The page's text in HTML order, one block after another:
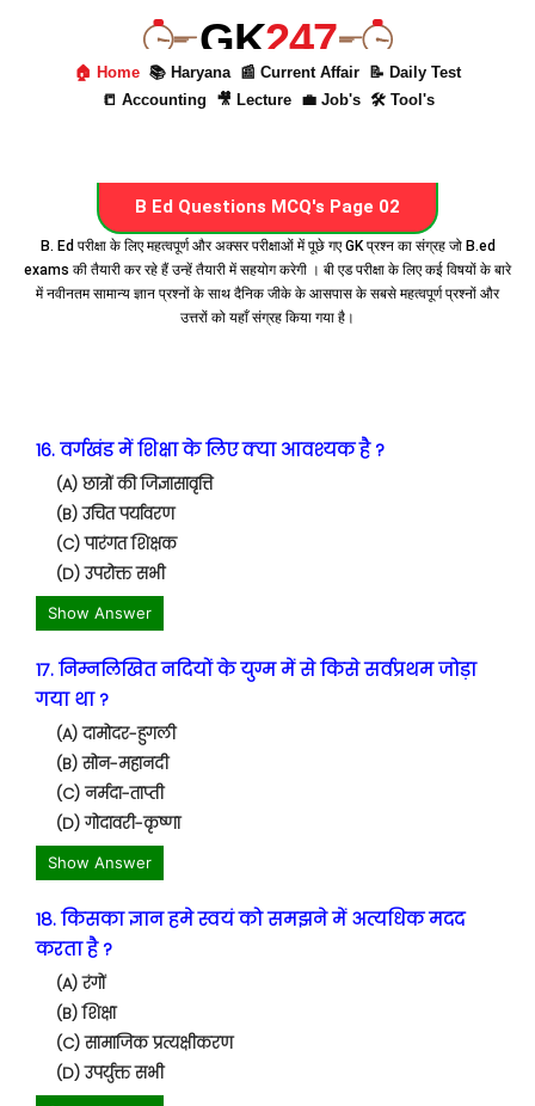
GK247
🏠 Home 📚 Haryana 📰 Current Affair
📝 Daily Test
📒 Accounting
🎥 Lecture 💼 Job's 🛠 Tool's
B Ed Questions MCQ's Page 02
B. Ed परीक्षा के लिए महत्वपूर्ण और अक्सर परीक्षाओं में पूछे गए GK प्रश्न का संग्रह जो B.ed
exams की तैयारी कर रहे हैं उन्हें तैयारी में सहयोग करेगी । बी एड परीक्षा के लिए कई विषयों के बारे
में नवीनतम सामान्य ज्ञान प्रश्नों के साथ दैनिक जीके के आसपास के सबसे महत्वपूर्ण प्रश्नों और
उत्तरों को यहाँ संग्रह किया गया है।
16. वर्गखंड में शिक्षा के लिए क्या आवश्यक है ?
(A) छात्रों की जिज्ञासावृत्ति
(B) उचित पर्यावरण
(C) पारंगत शिक्षक
(D) उपरोक्त सभी
Show Answer
17. निम्नलिखित नदियों के युग्म में से किसे सर्वप्रथम जोड़ा
गया था ?
(A) दामोदर-हुगली
(B) सोन-महानदी
(C) नर्मदा-ताप्ती
(D) गोदावरी-कृष्णा
Show Answer
18. किसका ज्ञान हमे स्वयं को समझने में अत्यधिक मदद
करता है ?
(A) रंगों
(B) शिक्षा
(C) सामाजिक प्रत्यक्षीकरण
(D) उपर्युक्त सभी